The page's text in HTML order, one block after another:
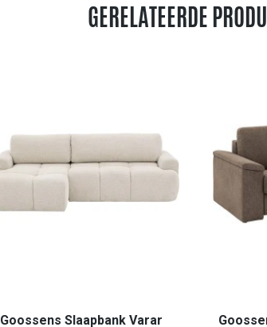
GERELATEERDE
Goossens Slaapbank Varar